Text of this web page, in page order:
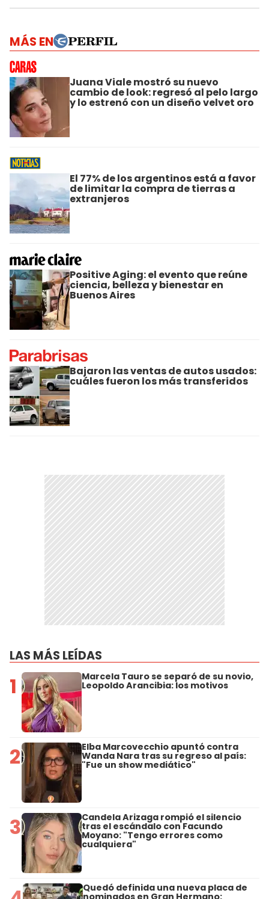
MÁS EN
Juana Viale mostró su nuevo
cambio de look: regresó al pelo largo
y lo estrenó con un diseño velvet oro
El 77% de los argentinos está a favor
de limitar la compra de tierras a
extranjeros
Positive Aging: el evento que reúne
ciencia, belleza y bienestar en
Buenos Aires
Bajaron las ventas de autos usados:
cuáles fueron los más transferidos
LAS MÁS LEÍDAS
1 Marcela Tauro se separó de su novio,
Leopoldo Arancibia: los motivos
2 Elba Marcovecchio apuntó contra
Wanda Nara tras su regreso al país:
"Fue un show mediático"
3 Candela Arizaga rompió el silencio
tras el escándalo con Facundo
Moyano: "Tengo errores como
cualquiera"
Quedó definida una nueva placa de
nominados en Gran Hermano: